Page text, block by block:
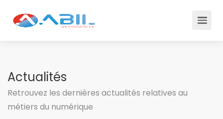
Actualités
Retrouvez les dernières actualités relatives au
métiers du numérique